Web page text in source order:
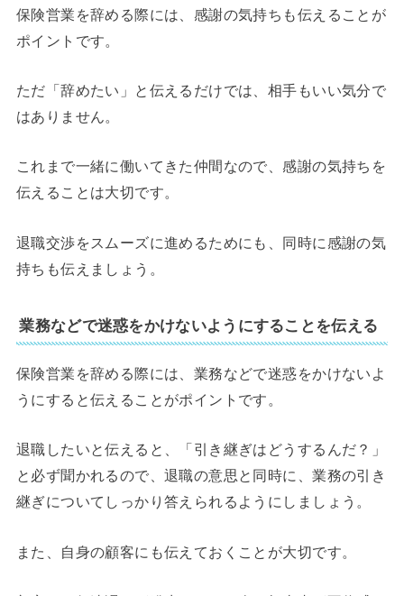
保険営業を辞める際には、感謝の気持ちも伝えることが
ポイントです。
ただ「辞めたい」と伝えるだけでは、相手もいい気分で
はありません。
これまで一緒に働いてきた仲間なので、感謝の気持ちを
伝えることは大切です。
退職交渉をスムーズに進めるためにも、同時に感謝の気
持ちも伝えましょう。
業務などで迷惑をかけないようにすることを伝える
保険営業を辞める際には、業務などで迷惑をかけないよ
うにすると伝えることがポイントです。
退職したいと伝えると、「引き継ぎはどうするんだ？」
と必ず聞かれるので、退職の意思と同時に、業務の引き
継ぎについてしっかり答えられるようにしましょう。
また、自身の顧客にも伝えておくことが大切です。